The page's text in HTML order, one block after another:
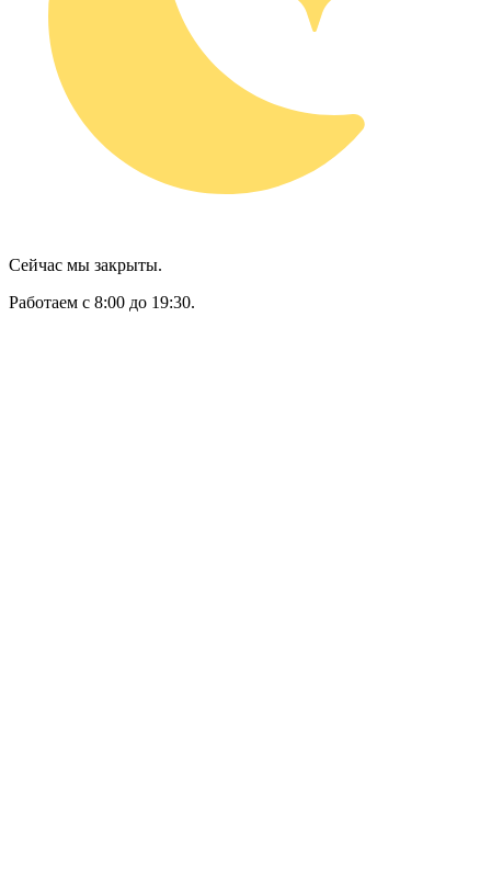
Сейчас мы закрыты.
Работаем с 8:00 до 19:30.